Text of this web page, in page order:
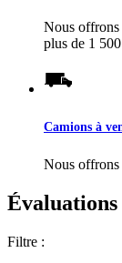
Nous offrons
plus de 1
Camions à
Nous offrons
Évaluations
Filtre :